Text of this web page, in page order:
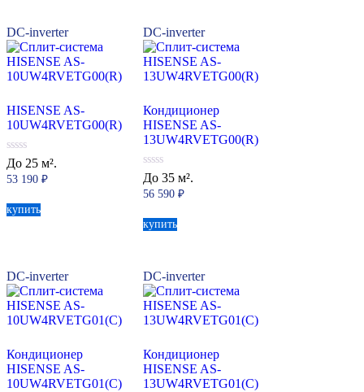
DC-inverter
HISENSE AS-
10UW4RVETG00(R)
0
из
5
До 25 м².
53 190 ₽
купить
DC-inverter
Кондиционер
HISENSE AS-
13UW4RVETG00(R)
0
из
5
До 35 м².
56 590₽
купить
DC-inverter
Кондиционер
HISENSE AS-
10UW4RVETG01(C)
DC-inverter
Кондиционер
HISENSE AS-
13UW4RVETG01(C)